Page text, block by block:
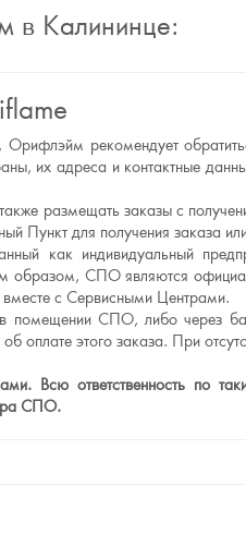
в Калининце:
Орифлэйм рекомендует
их адреса и контактные
размещать заказы с
Пункт для получения заказа
как индивидуальный
образом, СПО являются
вместе с Сервисными Центрами.
помещении СПО, либо через
оплате этого заказа. При
Всю ответственность по
СПО.